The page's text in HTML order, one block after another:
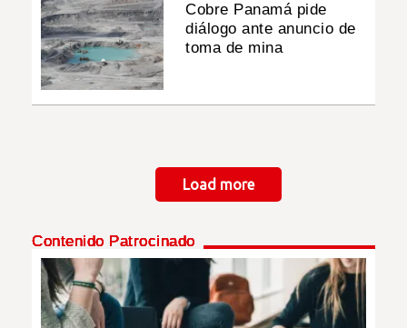
Cobre Panamá pide
diálogo ante anuncio de
toma de mina
Load more
Contenido Patrocinado